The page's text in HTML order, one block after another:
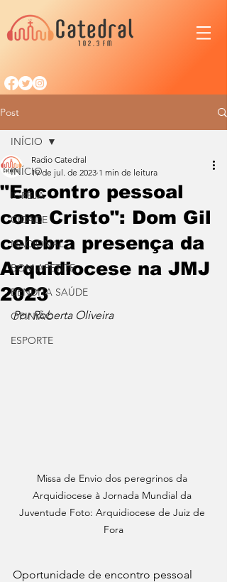
Post
INÍCIO
IGREJA
CIDADE
NACIONAL
BOM APETITE
BENDITA SAÚDE
OPINIÃO
ESPORTE
INÍCIO
"Encontro pessoal
com Cristo": Dom Gil
celebra presença da
Arquidiocese na JMJ
2023
Radio Catedral
19 de jul. de 2023 1 min de leitura
Por Roberta Oliveira
Missa de Envio dos peregrinos da
Arquidiocese à Jornada Mundial da
Juventude Foto: Arquidiocese de Juiz de
Fora
Oportunidade de encontro pessoal